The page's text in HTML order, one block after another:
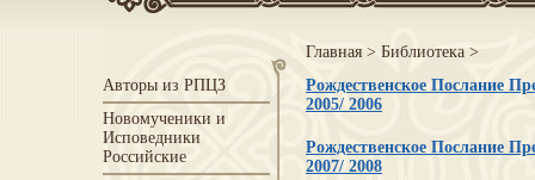
Главная> Библиотека >
Авторы из РПЦЗ
Новомученики и
Исповедники
Российские
Рождественское Послание
2005/ 2006
Рождественское Послание
2007/ 2008